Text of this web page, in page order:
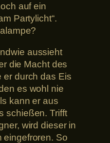
auf ein
Partylicht“.
aussieht
die Macht des
er durch das Eis
es wohl nie
kann er aus
schießen. Trifft
wird dieser in
eingefroren. So